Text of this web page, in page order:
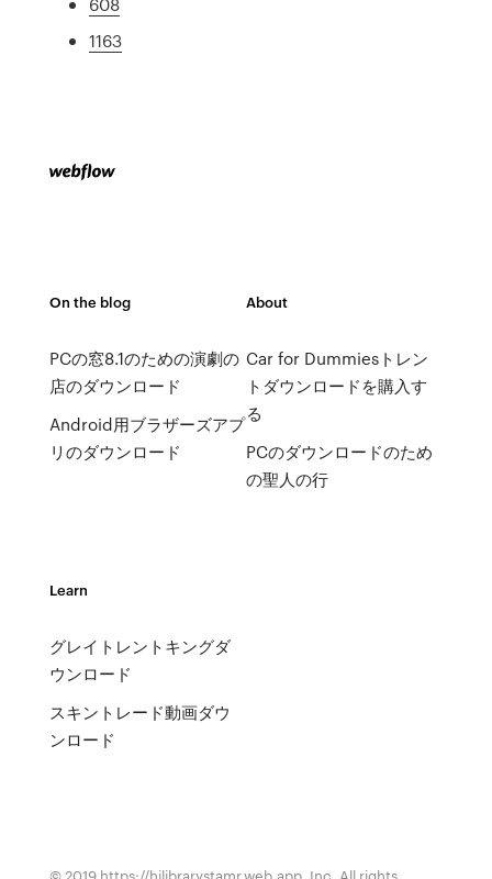
1163
On the blog
PCの窓8.1のための演劇の
店のダウンロード
Android用ブラザーズアプ
リのダウンロード
About
Car for Dummiesトレン
トダウンロードを購入す
る
PCのダウンロードのため
の聖人の行
Learn
グレイトレントキングダ
ウンロード
スキントレード動画ダウ
ンロード
© 2019 https://hilibrarystamr.web.app, Inc. All rights